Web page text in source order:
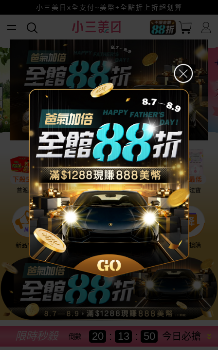
賺美幣~換好禮~立即換GO~
小三美日x全支付~美幣+全點折上折超划算
全館88折爸氣加倍！
普渡必備 話題保養 盛夏提案 雨天法寶
新品NEW 降價搶購
今日必搶
限時秒殺 倒數 20 : 13 : 47